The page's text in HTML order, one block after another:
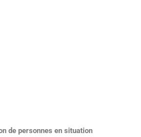
de personnes en situation